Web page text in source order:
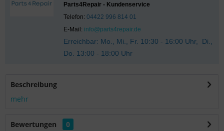
Parts4Repair - Kundenservice
Telefon: 04422 996 814 01
E-Mail: info@parts4repair.de
Erreichbar: Mo., Mi., Fr. 10:30 - 16:00 Uhr, Di.,
Do. 13:00 - 18:00 Uhr
Beschreibung
mehr
Bewertungen
0